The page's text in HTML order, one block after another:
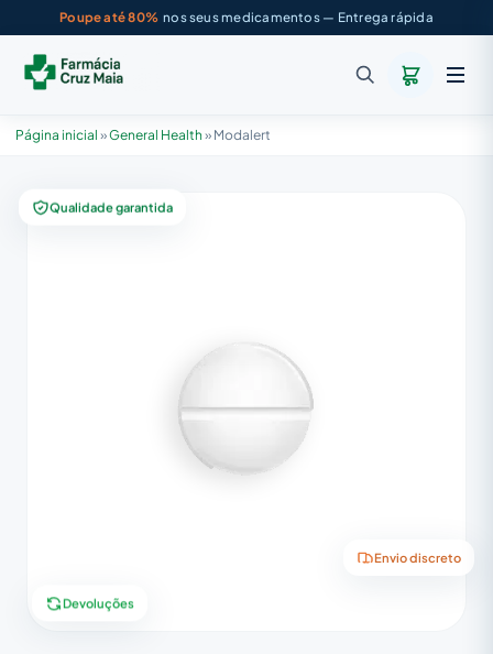
Poupe até 80% nos seus medicamentos — Entrega rápida
Página inicial »General Health » Modalert
Qualidade garantida
Envio discreto
Devoluções